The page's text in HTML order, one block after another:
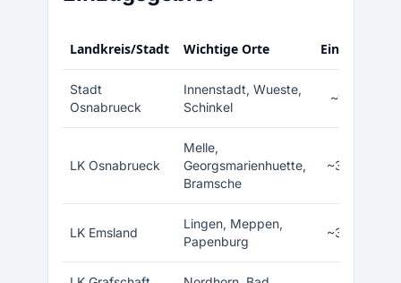
Landkreis/Stadt Wichtige Orte Einwohner
Stadt
Osnabrueck
Innenstadt, Wueste,
Schinkel
~165.000
LK Osnabrueck
Melle,
Georgsmarienhuette,
Bramsche
~360.000
LK Emsland
Lingen, Meppen,
Papenburg
~340.000